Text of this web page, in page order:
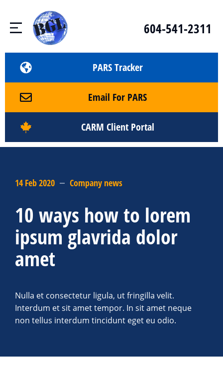
604-541-2311
PARS Tracker
Email For PARS
CARM Client Portal
14 Feb 2020 Company news
10 ways how to lorem
ipsum glavrida dolor
amet
Nulla et consectetur ligula, ut fringilla velit.
Interdum et sit amet tempor. In sit amet neque
non tellus interdum tincidunt eget eu odio.